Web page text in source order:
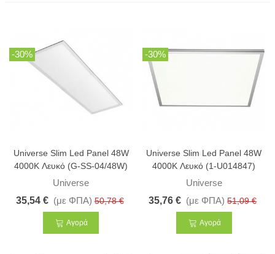
-30%
Universe Slim Led Panel 48W
4000K Λευκό (G-SS-04/48W)
Universe
35,54 € (με ΦΠΑ) 50,78 €
Αγορά
-30%
Universe Slim Led Panel 48W
4000K Λευκό (1-U014847)
Universe
35,76 € (με ΦΠΑ) 51,09 €
Αγορά